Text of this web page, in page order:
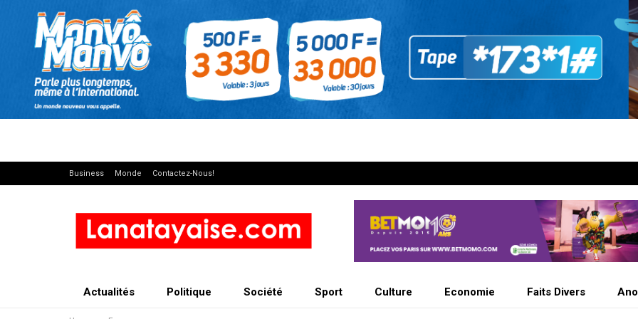
Business Monde Contactez-Nous!
Actualités Politique Société Sport Culture Economie Faits Divers